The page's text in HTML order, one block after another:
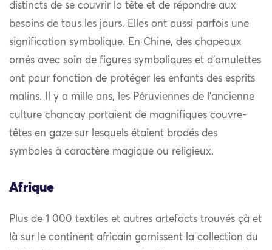
distincts de se couvrir la tête et de répondre aux
besoins de tous les jours. Elles ont aussi parfois une
signification symbolique. En Chine, des chapeaux
ornés avec soin de figures symboliques et d’amulettes
ont pour fonction de protéger les enfants des esprits
malins. Il y a mille ans, les Péruviennes de l’ancienne
culture chancay portaient de magnifiques couvre-
têtes en gaze sur lesquels étaient brodés des
symboles à caractère magique ou religieux.
Afrique
Plus de 1 000 textiles et autres artefacts trouvés çà et
là sur le continent africain garnissent la collection du